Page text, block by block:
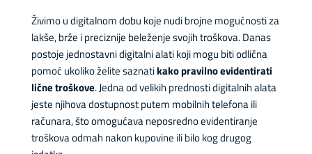
Živimo u digitalnom dobu koje nudi brojne mogućnosti za
lakše, brže i preciznije beleženje svojih troškova. Danas
postoje jednostavni digitalni alati koji mogu biti odlična
pomoć ukoliko želite saznatikako pravilno evidentirati
lične troškove. Jedna od velikih prednosti digitalnih alata
jeste njihova dostupnost putem mobilnih telefona ili
računara, što omogućava neposredno evidentiranje
troškova odmah nakon kupovine ili bilo kog drugog